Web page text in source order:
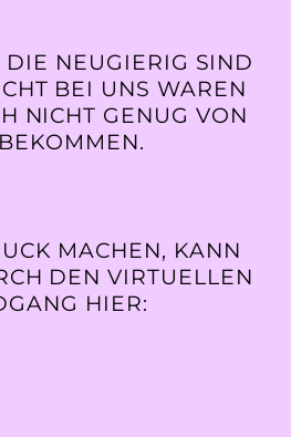
NEUGIERIG SIND
BEI UNS WAREN
NICHT GENUG VON
MACHEN, KANN
DEN VIRTUELLEN
HIER: